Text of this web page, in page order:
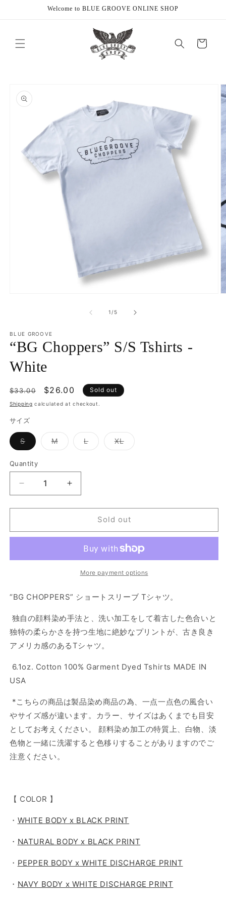
Welcome to BLUE GROOVE ONLINE SHOP
Cart
product
information
1/of
5
BLUE GROOVE
“BG Choppers” S/S Tshirts -
White
Regular
price
$33.00
Sale
price
$26.00 Sold out
Shipping calculated at checkout.
サイズ
SVariant
sold
or
unavailable
MVariant
sold
LVariant
sold
XLVariant
sold
Quantity
Quantity
Decrease
quantity
for
Choppers”
-
Increase
quantity
for
Choppers”
Tshirts
-
White
Sold out
More payment options
“BG CHOPPERS” ショートスリーブ Tシャツ。
独自の顔料染め手法と、洗い加工をして着古した色合いと
独特の柔らかさを持つ生地に絶妙なプリントが、古き良き
アメリカ感のあるTシャツ。
6.1oz. Cotton 100% Garment Dyed Tshirts MADE IN
USA
*こちらの商品は製品染め商品の為、一点一点色の風合い
やサイズ感が違います。カラー、サイズはあくまでも目安
としてお考えください。 顔料染め加工の特質上、白物、淡
色物と一緒に洗濯すると色移りすることがありますのでご
注意ください。
【 COLOR 】
・ WHITE BODY x BLACK PRINT
・ NATURAL BODY x BLACK PRINT
・ PEPPER BODY x WHITE DISCHARGE PRINT
・ NAVY BODY x WHITE DISCHARGE PRINT